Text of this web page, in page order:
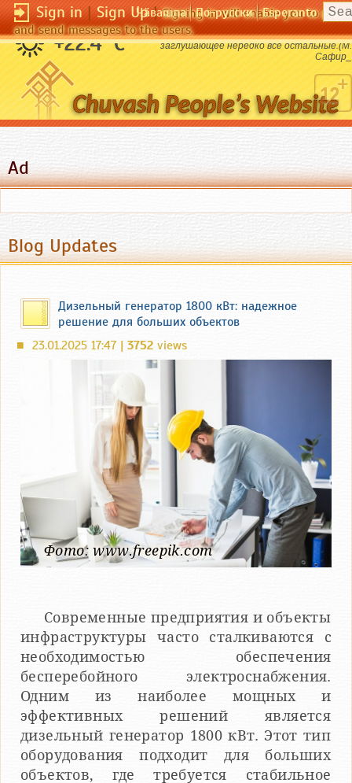
Sign in|Sign Up|Signing in will enable you to post
and send messages to the users.
Чӑвашла По-русски Esperanto
+22.4 °C
Нужда - это шестое наше чувство,
заглушающее нередко все остальные.(М.
Сафир_
Ad
Blog Updates
Дизельный генератор 1800 кВт: надежное
решение для больших объектов
■ 23.01.2025 17:47 | 3752 views
Фото: www.freepik.com
Современные предприятия и объекты
инфраструктуры часто сталкиваются с
необходимостью обеспечения
бесперебойного электроснабжения.
Одним из наиболее мощных и
эффективных решений является
дизельный генератор 1800 кВт. Этот тип
оборудования подходит для больших
объектов, где требуется стабильное